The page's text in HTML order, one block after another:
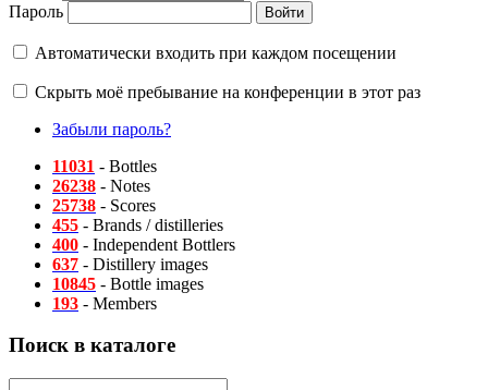
Пароль
Автоматически входить при каждом посещении
Скрыть моё пребывание на конференции в этот раз
Забыли пароль?
11031 - Bottles
26238 - Notes
25738 - Scores
455 - Brands / distilleries
400 - Independent Bottlers
637 - Distillery images
10845 - Bottle images
193 - Members
Поиск в каталоге